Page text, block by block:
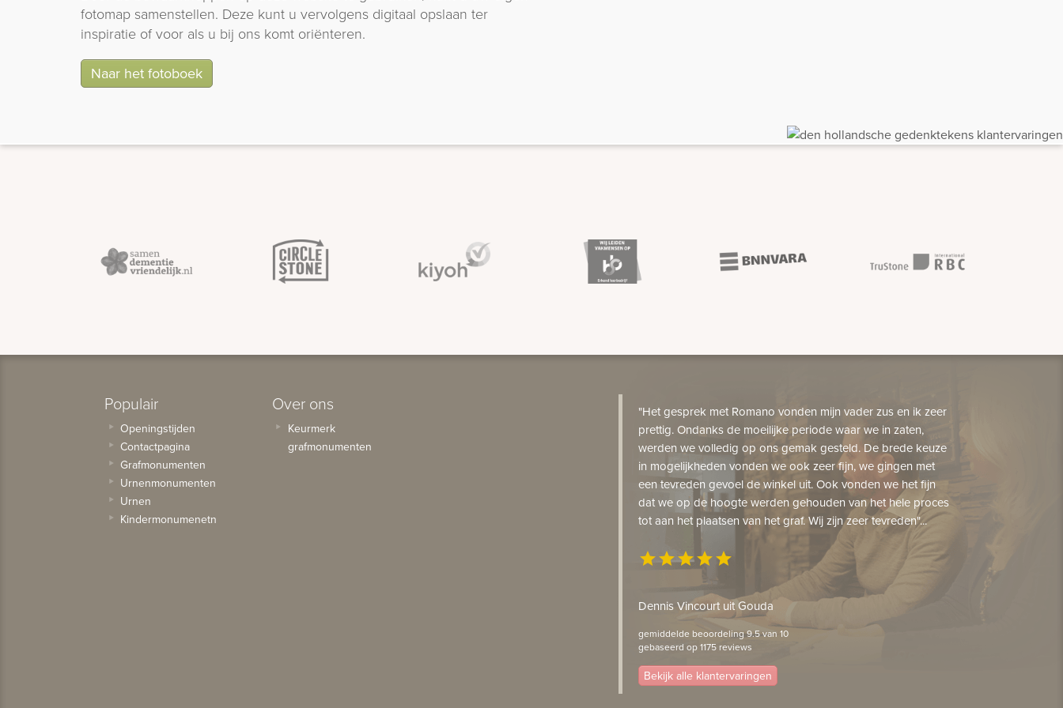
fotomap samenstellen. Deze kunt u vervolgens digitaal opslaan ter
inspiratie of voor als u bij ons komt oriënteren.
Naar het fotoboek
Populair
Openingstijden
Contactpagina
Grafmonumenten
Urnenmonumenten
Urnen
Kindermonumenetn
Over ons
Keurmerk
grafmonumenten
"Het gesprek met Romano vonden mijn vader zus en ik zeer
prettig. Ondanks de moeilijke periode waar we in zaten,
werden we volledig op ons gemak gesteld. De brede keuze
in mogelijkheden vonden we ook zeer fijn, we gingen met
een tevreden gevoel de winkel uit. Ook vonden we het fijn
dat we op de hoogte werden gehouden van het hele proces
tot aan het plaatsen van het graf. Wij zijn zeer tevreden"...
starstarstarstarstar
Dennis Vincourt uit Gouda
gemiddelde beoordeling 9.5 van 10
gebaseerd op 1175 reviews
Bekijk alle klantervaringen